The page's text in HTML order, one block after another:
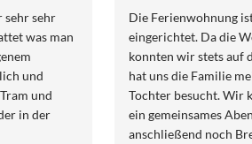
sehr sehr
was man
und
und
in der
Die Ferienwohnung
eingerichtet. Da die
konnten wir stets auf
hat uns die Familie
Tochter besucht. Wir
ein gemeinsames
anschließend noch